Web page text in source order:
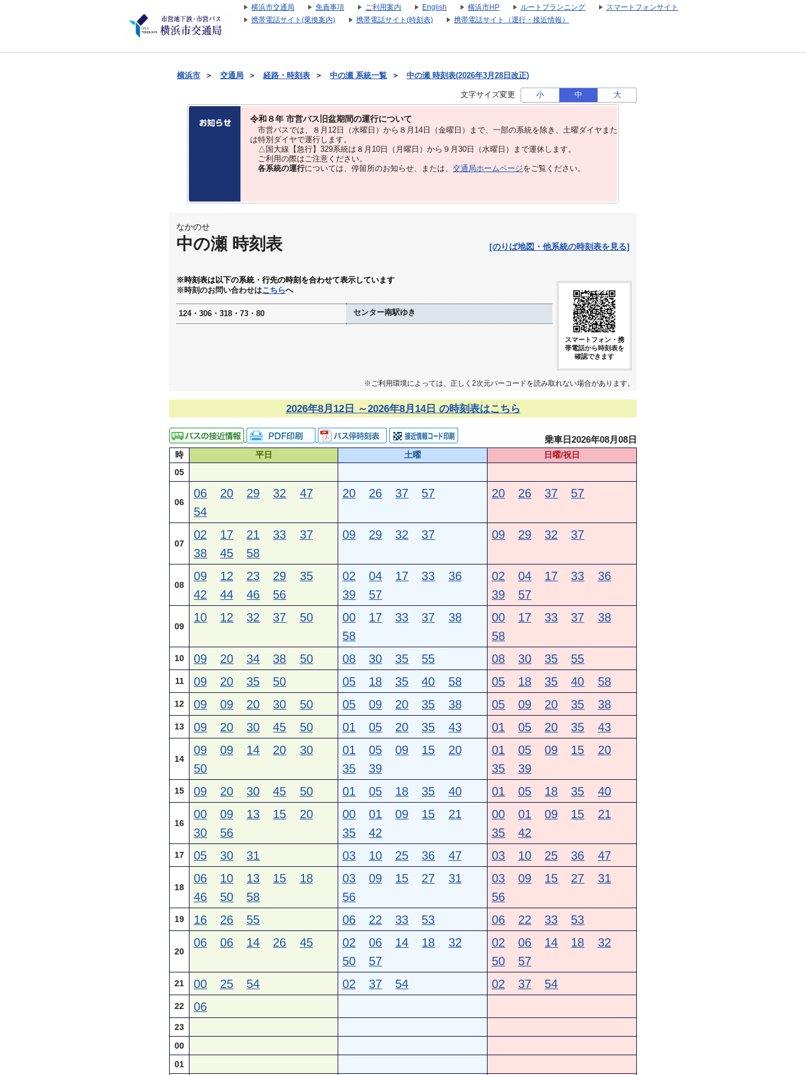
横浜市交通局 免責事項 ご利用案内 English 横浜市HP ルートプランニング
スマートフォンサイト
携帯電話サイト(乗換案内)
携帯電話サイト(時刻表) 携帯電話サイト（運行・接近情報）
横浜市 ＞ 交通局 ＞ 経路・時刻表 ＞ 中の瀬 系統一覧 ＞ 中の瀬 時刻表(2026年3月28日改正)
文字サイズ変更 小 中 大
令和８年 市営バス旧盆期間の運行について
市営バスでは、８⽉12⽇（水曜日）から８⽉14⽇（金曜日）まで、⼀部の系統を除き、⼟曜ダイヤまた
は特別ダイヤで運⾏します。
△国大線【急行】329系統は８月10日（月曜日）から９月30日（水曜日）まで運休します。
ご利用の際はご注意ください。
各系統の運行については、停留所のお知らせ、または、 交通局ホームページをご覧ください。
なかのせ
中の瀬 時刻表 [のりば地図・他系統の時刻表を見る]
※時刻表は以下の系統・行先の時刻を合わせて表示しています
※時刻のお問い合わせはこちらへ
124・306・318・73・80 センター南駅ゆき
スマートフォン・携
帯電話から時刻表を
確認できます
※ご利用環境によっては、正しく2次元バーコードを読み取れない場合があります。
2026年8月12日 ～2026年8月14日 の時刻表はこちら
乗車日2026年08月08日
時 平日 土曜
日曜/祝日
05
06
06 20 29 32
47
54
20 26 37 57 20 26 37 57
07
02 17 21 33
37
38
45 58
09 29 32 37 09 29 32 37
08
09 12 23 29
35
42
44 46 56
02 04 17 33
36
39
57
02 04 17 33
36
39
57
09
10 12 32 37 50 00 17 33 37
38
58
00 17 33 37
38
58
10 09 20 34 38 50 08 30 35 55 08 30 35 55
11 09 20 35 50 05 18 35 40 58 05 18 35 40 58
12 09 09 20 30 50 05 09 20 35 38 05 09 20 35 38
13 09 20 30 45 50 01 05 20 35 43 01 05 20 35 43
14
09 09 14 20
30
50
01 05 09 15
20
35
39
01 05 09 15
20
35
39
15 09 20 30 45 50 01 05 18 35 40 01 05 18 35 40
16
00 09 13 15
20
30
56
00 01 09 15
21
35
42
00 01 09 15
21
35
42
17 05 30 31 03 10 25 36 47 03 10 25 36 47
18
06 10 13 15
18
46
50 58
03 09 15 27
31
56
03 09 15 27
31
56
19 16 26 55 06 22 33 53 06 22 33 53
20
06 06 14 26 45 02 06 14 18
32
50
57
02 06 14 18
32
50
57
21 00 25 54 02 37 54 02 37 54
22 06
23
00
01